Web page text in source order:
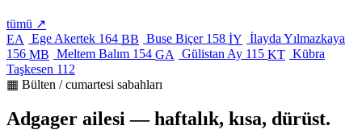
tümü ↗
EA
Ege Akertek 164 BB Buse Biçer 158 İY İlayda Yılmazkaya
156 MB Meltem Balım 154 GA Gülistan Ay 115 KT Kübra
Taşkesen 112
▦ Bülten / cumartesi sabahları
Adgager ailesi — haftalık, kısa, dürüst.